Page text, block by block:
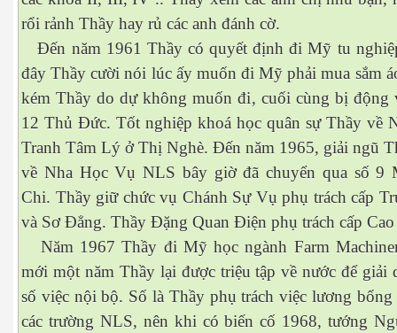
rổi rảnh Thầy hay rủ các anh đánh cờ.
Đến năm 1961 Thầy có quyết định đi Mỹ tu
đây Thầy cười nói lúc ấy muốn đi Mỹ phải mua sắm
kém Thầy do dự không muốn đi, cuối cùng bị động
12 Thủ Đức. Tốt nghiệp khoá học quân sự Thầy về
Tranh Tâm Lý ở Thị Nghè. Đến năm 1965, giải ngũ
về Nha Học Vụ NLS bây giờ đã chuyển qua số 9
Chi. Thầy giữ chức vụ Chánh Sự Vụ phụ trách cấp
và Sơ Đẳng. Thầy Đặng Quan Điện phụ trách cấp
Năm 1967 Thầy đi Mỹ học ngành Farm
mới một năm Thầy lại được triệu tập về nước để giải
số việc nội bộ. Số là Thầy phụ trách việc lương bổng
các trường NLS, nên khi có biến cố 1968, tướng
Hạng